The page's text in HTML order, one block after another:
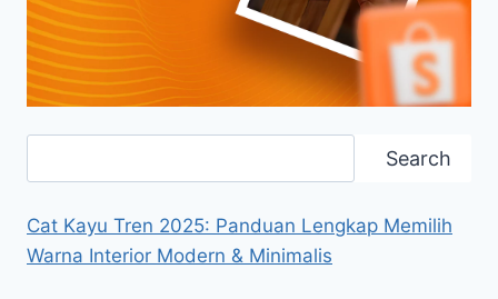
Search
Cat Kayu Tren 2025: Panduan Lengkap Memilih
Warna Interior Modern & Minimalis